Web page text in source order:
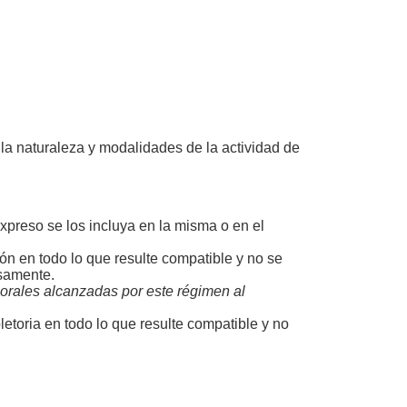
naturaleza y modalidades de la actividad de
se los incluya en la misma o en el
en todo lo que resulte compatible y no se
alcanzadas por este régimen al
en todo lo que resulte compatible y no